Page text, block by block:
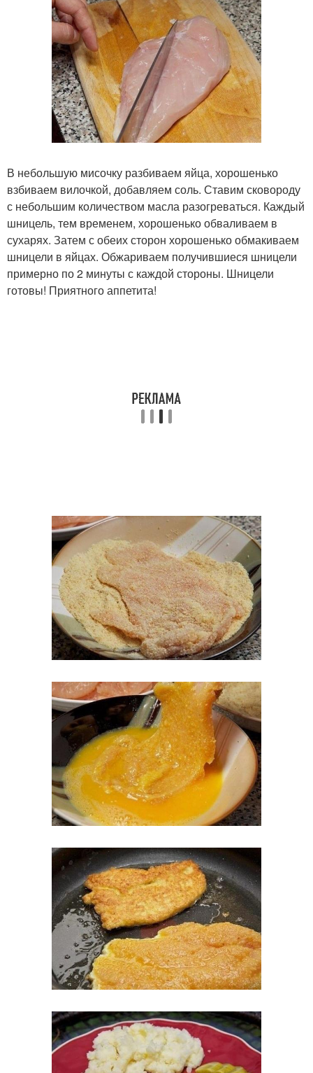
В небольшую мисочку разбиваем яйца, хорошенько
взбиваем вилочкой, добавляем соль. Ставим сковороду
с небольшим количеством масла разогреваться. Каждый
шницель, тем временем, хорошенько обваливаем в
сухарях. Затем с обеих сторон хорошенько обмакиваем
шницели в яйцах. Обжариваем получившиеся шницели
примерно по 2 минуты с каждой стороны. Шницели
готовы! Приятного аппетита!